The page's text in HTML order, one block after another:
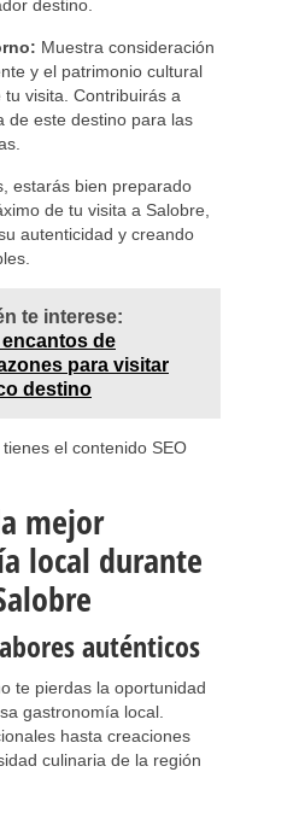
destino.
Muestra consideración
y el patrimonio cultural
visita. Contribuirás a
de este destino para las
estarás bien preparado
de tu visita a Salobre,
autenticidad y creando
te interese:
de
para visitar
destino
el contenido SEO
mejor
local durante
auténticos
te pierdas la oportunidad
gastronomía local.
hasta creaciones
culinaria de la región